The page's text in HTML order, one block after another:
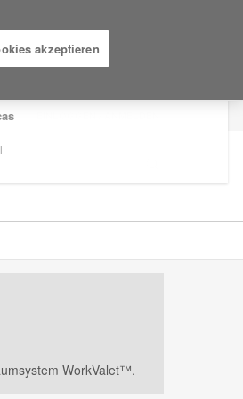
in United States?
WorkValet™.
akzeptieren